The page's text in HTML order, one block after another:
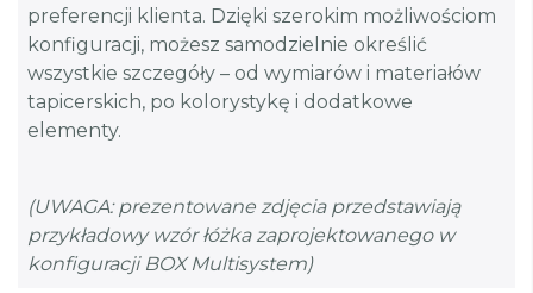
preferencji klienta. Dzięki szerokim możliwościom
konfiguracji, możesz samodzielnie określić
wszystkie szczegóły – od wymiarów i materiałów
tapicerskich, po kolorystykę i dodatkowe
elementy.
(UWAGA: prezentowane zdjęcia przedstawiają
przykładowy wzór łóżka zaprojektowanego w
konfiguracji BOX Multisystem)